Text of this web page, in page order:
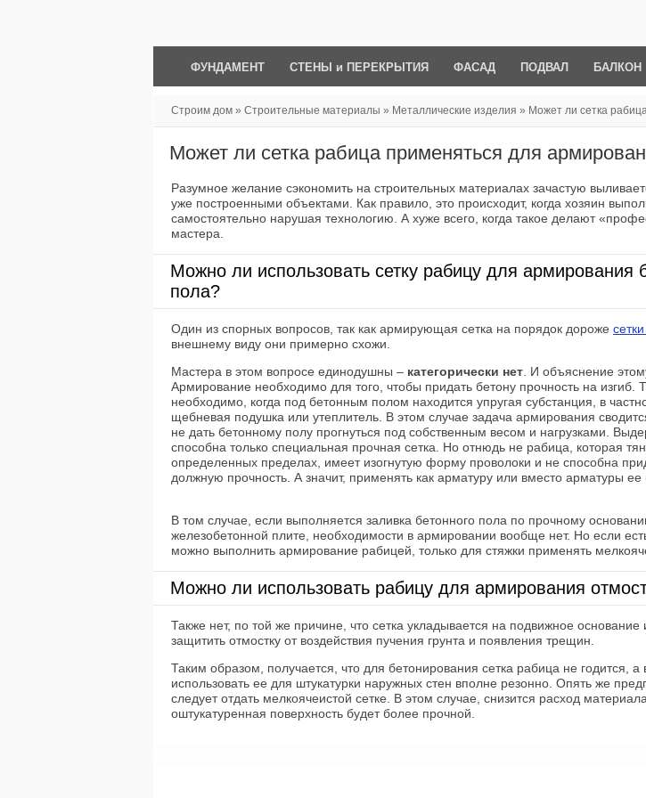
ФУНДАМЕНТ СТЕНЫ и ПЕРЕКРЫТИЯ ФАСАД ПОДВАЛ БАЛКОН
Строим дом » Строительные материалы » Металлические изделия » Может ли сетка
Может ли сетка рабица применяться для
Разумное желание сэкономить на строительных материалах зачастую
уже построенными объектами. Как правило, это происходит, когда хозяин
самостоятельно нарушая технологию. А хуже всего, когда такое делают
мастера.
Можно ли использовать сетку рабицу для армирования
пола?
Один из спорных вопросов, так как армирующая сетка на порядок дороже
внешнему виду они примерно схожи.
Мастера в этом вопросе единодушны – категорически нет . И объяснение
Армирование необходимо для того, чтобы придать бетону прочность на изгиб.
необходимо, когда под бетонным полом находится упругая субстанция, в
щебневая подушка или утеплитель. В этом случае задача армирования
не дать бетонному полу прогнуться под собственным весом и нагрузками.
способна только специальная прочная сетка. Но отнюдь не рабица, которая
определенных пределах, имеет изогнутую форму проволоки и не способна
должную прочность. А значит, применять как арматуру или вместо арматуры ее
В том случае, если выполняется заливка бетонного пола по прочному
железобетонной плите, необходимости в армировании вообще нет. Но если
можно выполнить армирование рабицей, только для стяжки применять
Можно ли использовать рабицу для армирования
Также нет, по той же причине, что сетка укладывается на подвижное основание
защитить отмостку от воздействия пучения грунта и появления трещин.
Таким образом, получается, что для бетонирования сетка рабица не годится, а
использовать ее для штукатурки наружных стен вполне резонно. Опять же
следует отдать мелкоячеистой сетке. В этом случае, снизится расход
оштукатуренная поверхность будет более прочной.